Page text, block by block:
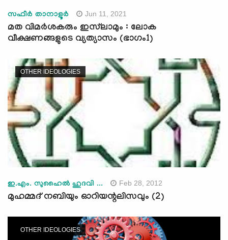
സഫീർ താനാളൂർ Jun 11, 2021
മത വിമർശകരും ഇസ്‌ലാമും : ലോക
വീക്ഷണങ്ങളുടെ വ്യത്യാസം (ഭാഗം1)
OTHER IDEOLOGIES
ഇ.എം. സുഹൈല്‍ ഹുദവി ... Feb 28, 2012
മുഹമ്മദ് നബിയും ഓറിയന്റലിസവും (2)
OTHER IDEOLOGIES